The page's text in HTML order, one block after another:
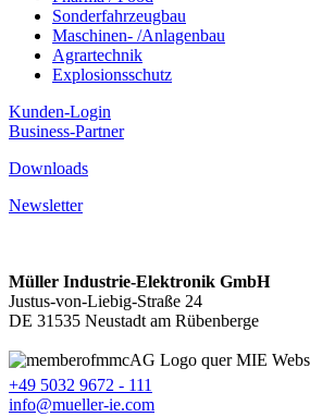
Sonderfahrzeugbau
Maschinen- /Anlagenbau
Agrartechnik
Explosionsschutz
Kunden-Login
Business-Partner
Downloads
Newsletter
Müller Industrie-Elektronik GmbH
Justus-von-Liebig-Straße 24
DE 31535 Neustadt am Rübenberge
+49 5032 9672 - 111
info@mueller-ie.com